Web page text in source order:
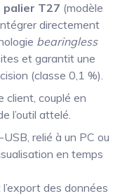
palier T27 (modèle
directement
bearingless
et garantit une
(classe 0,1 %).
client, couplé en
l’outil attelé.
relié à un PC ou
en temps
des données